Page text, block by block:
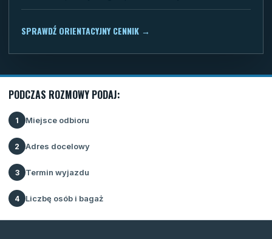
SPRAWDŹ ORIENTACYJNY CENNIK →
PODCZAS ROZMOWY PODAJ:
1 Miejsce odbioru
2 Adres docelowy
3 Termin wyjazdu
4 Liczbę osób i bagaż